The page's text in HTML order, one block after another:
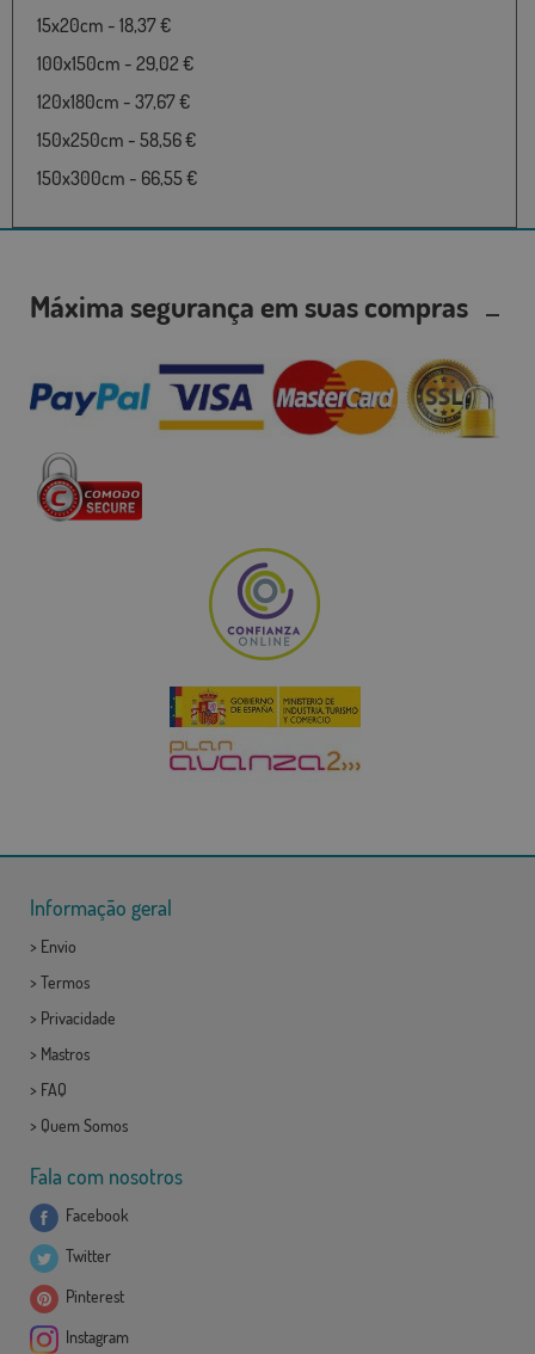
15x20cm - 18,37 €
100x150cm - 29,02 €
120x180cm - 37,67 €
150x250cm - 58,56 €
150x300cm - 66,55 €
Máxima segurança em suas compras
Informação geral
> Envio
> Termos
> Privacidade
> Mastros
> FAQ
> Quem Somos
Fala com nosotros
Facebook
Twitter
Pinterest
Instagram